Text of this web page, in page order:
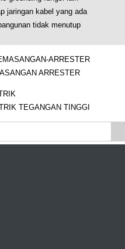
jaringan kabel yang ada
tidak menutup
ARRESTER
TEGANGAN TINGGI